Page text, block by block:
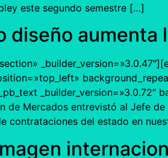
este segundo semestre […]
diseño
_builder_version=»3.0.72″
Mercados entrevistó al Jefe
contrataciones del estado en